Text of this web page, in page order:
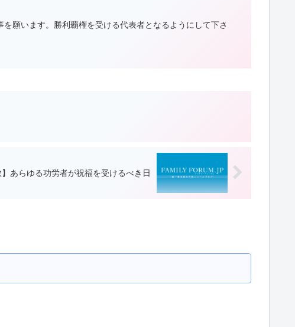
願います。勝利覇権を受ける代表者となるようにして下さ
】あらゆる功労者が祝福を受けるべき日